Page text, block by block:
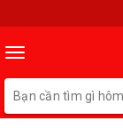
Toggle
navigation